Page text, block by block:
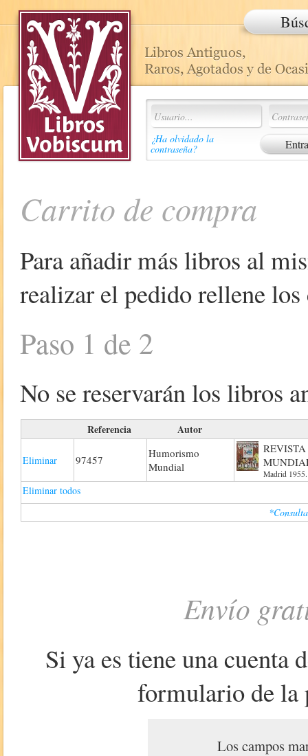
¿Ha olvidado la
contraseña?
Carrito de compra
Para añadir más libros al
realizar el pedido rellene
Paso 1 de 2
No se reservarán los libros
Referencia Autor
Eliminar 97457
Humorismo
Mundial
Madrid
Eliminar todos
Envío
Si ya es tiene una cuenta
formulario de la
Los campos